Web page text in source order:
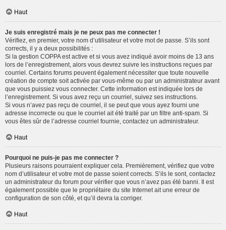
Haut
Je suis enregistré mais je ne peux pas me connecter !
Vérifiez, en premier, votre nom d’utilisateur et votre mot de passe. S’ils sont
corrects, il y a deux possibilités :
Si la gestion COPPA est active et si vous avez indiqué avoir moins de 13 ans
lors de l’enregistrement, alors vous devrez suivre les instructions reçues par
courriel. Certains forums peuvent également nécessiter que toute nouvelle
création de compte soit activée par vous-même ou par un administrateur avant
que vous puissiez vous connecter. Cette information est indiquée lors de
l’enregistrement. Si vous avez reçu un courriel, suivez ses instructions.
Si vous n’avez pas reçu de courriel, il se peut que vous ayez fourni une
adresse incorrecte ou que le courriel ait été traité par un filtre anti-spam. Si
vous êtes sûr de l’adresse courriel fournie, contactez un administrateur.
Haut
Pourquoi ne puis-je pas me connecter ?
Plusieurs raisons pourraient expliquer cela. Premièrement, vérifiez que votre
nom d’utilisateur et votre mot de passe soient corrects. S’ils le sont, contactez
un administrateur du forum pour vérifier que vous n’avez pas été banni. Il est
également possible que le propriétaire du site Internet ait une erreur de
configuration de son côté, et qu’il devra la corriger.
Haut